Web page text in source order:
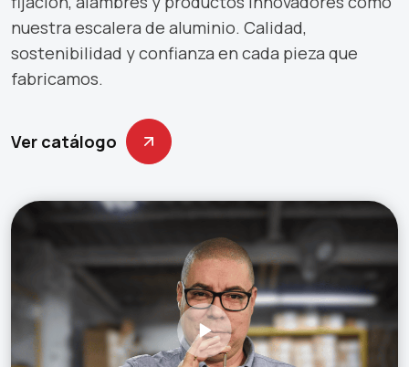
nuestra escalera de aluminio. Calidad,
sostenibilidad y confianza en cada pieza que
fabricamos.
Ver catálogo